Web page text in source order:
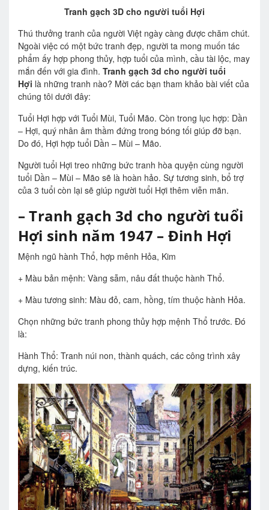
Tranh gạch 3D cho người tuổi Hợi
Thú thưởng tranh của người Việt ngày càng được chăm chút.
Ngoài việc có một bức tranh đẹp, người ta mong muốn tác
phẩm ấy hợp phong thủy, hợp tuổi của mình, cầu tài lộc, may
mắn đến với gia đình. Tranh gạch 3d cho người tuổi
Hợi là những tranh nào? Mời các bạn tham khảo bài viết của
chúng tôi dưới đây:
Tuổi Hợi hợp với Tuổi Mùi, Tuổi Mão. Còn trong lục hợp: Dần
– Hợi, quý nhân âm thầm đứng trong bóng tối giúp đỡ bạn.
Do đó, Hợi hợp tuổi Dần – Mùi – Mão.
Người tuổi Hợi treo những bức tranh hòa quyện cùng người
tuổi Dần – Mùi – Mão sẽ là hoàn hảo. Sự tương sinh, bổ trợ
của 3 tuổi còn lại sẽ giúp người tuổi Hợi thêm viễn mãn.
– Tranh gạch 3d cho người tuổi
Hợi sinh năm 1947 – Đinh Hợi
Mệnh ngũ hành Thổ, hợp mênh Hỏa, Kim
+ Màu bản mệnh: Vàng sẫm, nâu đất thuộc hành Thổ.
+ Màu tương sinh: Màu đỏ, cam, hồng, tím thuộc hành Hỏa.
Chọn những bức tranh phong thủy hợp mệnh Thổ trước. Đó
là:
Hành Thổ: Tranh núi non, thành quách, các công trình xây
dựng, kiến trúc.